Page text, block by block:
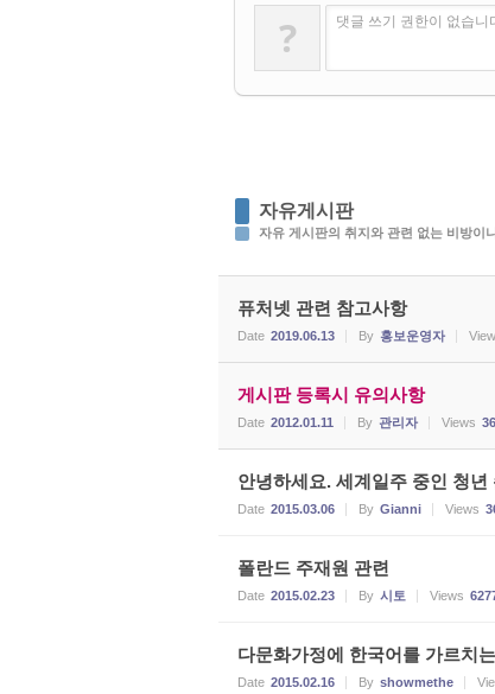
? 댓글 쓰기 권한이 없습
자유게시판
자유 게시판의 취지와 관련 없는 비방이
퓨처넷 관련 참고사항
Date 2019.06.13 By 홍보운영자
게시판 등록시 유의사항
Date 2012.01.11 By 관리자 Views
안녕하세요. 세계일주 중인 청
Date 2015.03.06 By Gianni Views
폴란드 주재원 관련
Date 2015.02.23 By 시토 Views
다문화가정에 한국어를 가르치
Date 2015.02.16 By showmethe